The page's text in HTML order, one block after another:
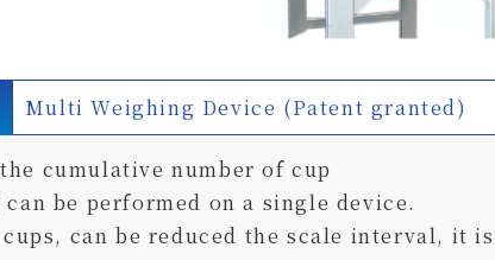
Multi Weighing Device (Patent granted)
cumulative number of cup
be performed on a single device.
can be reduced the scale interval, it is